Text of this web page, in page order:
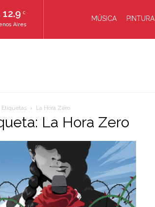
12.9 C
Aires
MÚSICA PINTURA
Etiquetas La Hora Zero
La Hora Zero